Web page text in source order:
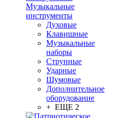
Музыкальные
инструменты
Духовые
Клавишные
Музыкальные
наборы
Струнные
Ударные
Шумовые
Дополнительное
оборудование
+ ЕЩЕ 2